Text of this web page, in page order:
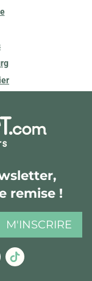
remise !
M'INSCRIRE